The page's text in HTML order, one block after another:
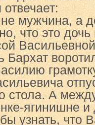
мужчина, а
что это
Бархат
стола. А
ягинишне и
узнать, что